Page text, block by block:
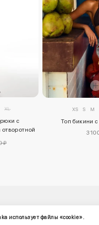
XL
с
₽
XS S M
Топ бикини
использует файлы «cookie».